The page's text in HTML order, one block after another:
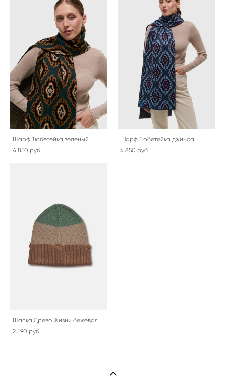
Шарф Тюбетейка зеленый
4 850 pуб.
Шарф Тюбетейка джинса
4 850 pуб.
Шапка Древо Жизни бежевая
2 590 pуб.